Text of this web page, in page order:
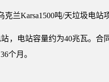
兰Karsa1500吨/天垃圾电站
，电站容量约为40兆瓦。合
个月。